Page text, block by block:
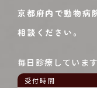
京都府内で動物病
相談ください。
毎日診療しています
受付時間